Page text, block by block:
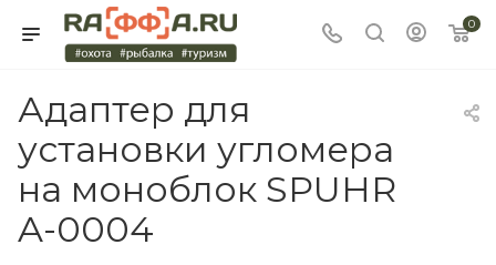
0
Адаптер для
установки угломера
на моноблок SPUHR
A-0004